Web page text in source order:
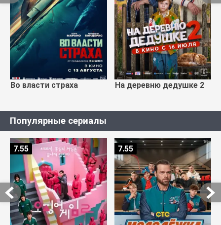
Во власти страха На деревню дедушке 2
Популярные сериалы
7.55 7.55